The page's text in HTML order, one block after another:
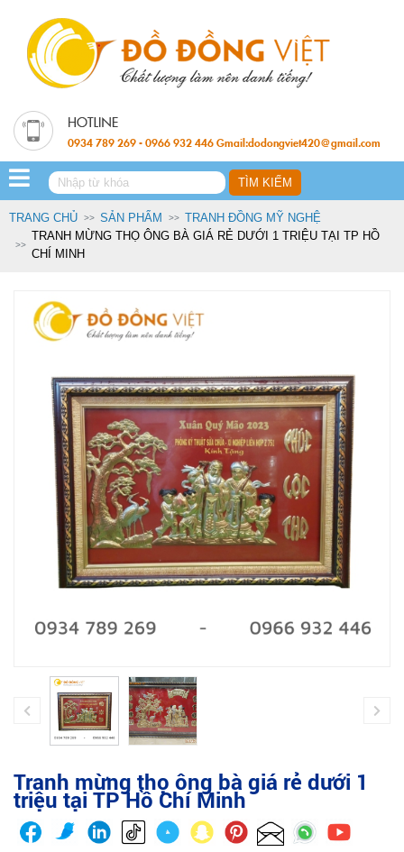
0934 789 269 - 0966 932 446 Gmail:dodongviet420@gmail.com
TRANG CHỦ SẢN PHẨM
TRANH ĐỒNG MỸ NGHỆ
TRANH MỪNG THỌ ÔNG BÀ GIÁ RẺ DƯỚI 1 TRIỆU TẠI TP HỒ
CHÍ MINH
Tranh mừng thọ ông bà giá rẻ dưới 1
triệu tại TP Hồ Chí Minh